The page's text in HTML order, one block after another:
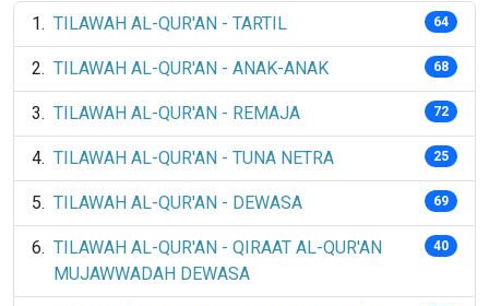
TILAWAH AL-QUR'AN - TARTIL 64
TILAWAH AL-QUR'AN - ANAK-ANAK 68
TILAWAH AL-QUR'AN - REMAJA 72
TILAWAH AL-QUR'AN - TUNA NETRA 25
TILAWAH AL-QUR'AN - DEWASA 69
TILAWAH AL-QUR'AN - QIRAAT AL-QUR'AN
MUJAWWADAH DEWASA
40